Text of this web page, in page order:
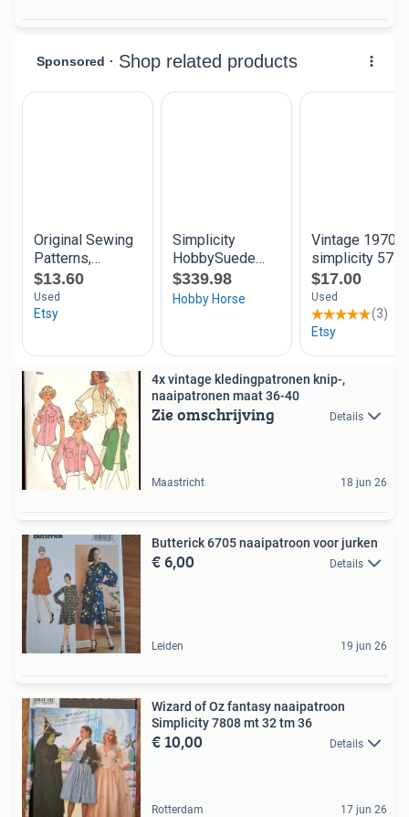
4x vintage kledingpatronen knip-,
naaipatronen maat 36-40
Zie omschrijving Details
Maastricht 18 jun 26
Butterick 6705 naaipatroon voor jurken
€ 6,00 Details
Leiden 19 jun 26
Wizard of Oz fantasy naaipatroon
Simplicity 7808 mt 32 tm 36
€ 10,00 Details
Rotterdam 17 jun 26